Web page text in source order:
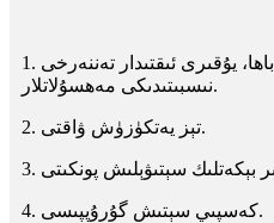
1. رىقابەت كۈچىگە ئىگە باھا، يۇقىرى ئىقتىدار تەننەرخى
نىسبىتىدىكى مەھسۇلاتلار.
2. تېز يەتكۈزۈش ۋاقتى.
4. كەسپىي سېتىش گۇرۇپپىسى.